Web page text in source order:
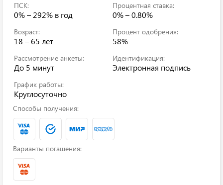
ПСК:
0% – 292% в год
Процентная ставка:
0% – 0.80%
Возраст:
18 – 65 лет
Процент одобрения:
58%
Рассмотрение анкеты:
До 5 минут
Идентификация:
Электронная подпись
График работы:
Круглосуточно
Способы получения:
Варианты погашения: